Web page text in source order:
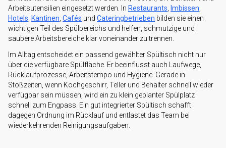
Arbeitsutensilien eingesetzt werden. In Restaurants, Imbissen,
Hotels, Kantinen, Cafés und Cateringbetrieben bilden sie einen
wichtigen Teil des Spülbereichs und helfen, schmutzige und
saubere Arbeitsbereiche klar voneinander zu trennen.
Im Alltag entscheidet ein passend gewählter Spültisch nicht nur
über die verfügbare Spülfläche. Er beeinflusst auch Laufwege,
Rücklaufprozesse, Arbeitstempo und Hygiene. Gerade in
Stoßzeiten, wenn Kochgeschirr, Teller und Behälter schnell wieder
verfügbar sein müssen, wird ein zu klein geplanter Spülplatz
schnell zum Engpass. Ein gut integrierter Spültisch schafft
dagegen Ordnung im Rücklauf und entlastet das Team bei
wiederkehrenden Reinigungsaufgaben.